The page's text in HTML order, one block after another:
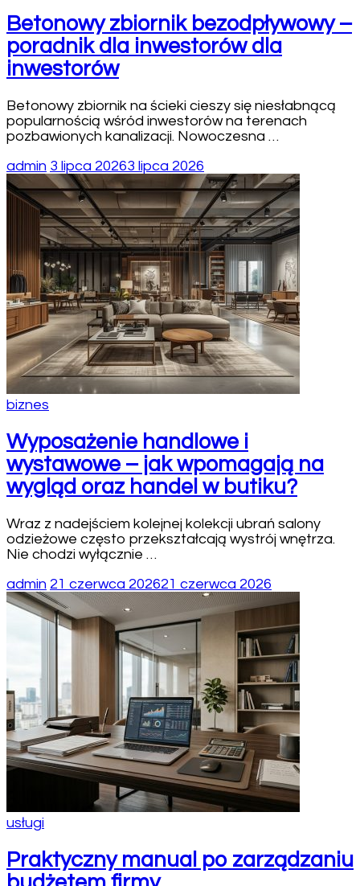
Betonowy zbiornik bezodpływowy –
poradnik dla inwestorów dla
inwestorów
Betonowy zbiornik na ścieki cieszy się niesłabnącą
popularnością wśród inwestorów na terenach
pozbawionych kanalizacji. Nowoczesna …
admin 3 lipca 20263 lipca 2026
biznes
Wyposażenie handlowe i
wystawowe – jak wpomagają na
wygląd oraz handel w butiku?
Wraz z nadejściem kolejnej kolekcji ubrań salony
odzieżowe często przekształcają wystrój wnętrza.
Nie chodzi wyłącznie …
admin 21 czerwca 202621 czerwca 2026
usługi
Praktyczny manual po zarządzaniu